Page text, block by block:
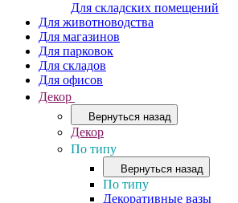
Для складских помещений
Для животноводства
Для магазинов
Для парковок
Для складов
Для офисов
Декор
Вернуться назад
Декор
По типу
Вернуться назад
По типу
Декоративные вазы